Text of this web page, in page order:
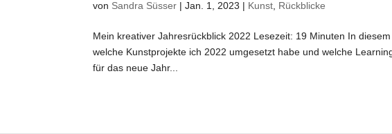
von Sandra Süsser |Jan. 1, 2023 | Kunst Rückblicke
Mein kreativer Jahresrückblick 2022 Lesezeit: 19 Minuten In
welche Kunstprojekte ich 2022 umgesetzt habe und welche
für das neue Jahr...